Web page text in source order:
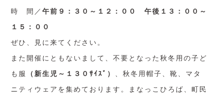
時 間／午前９：３０～１２：００ 午後１３：００～
１５：００
ぜひ、見に来てください。
また開催にともないまして、不要となった秋冬用の子ど
も服
（ 新生児～１３０ｻｲｽﾞ）
、秋冬用帽子、靴、マタ
ニティウェアを集めております。まなっこひろば、町民